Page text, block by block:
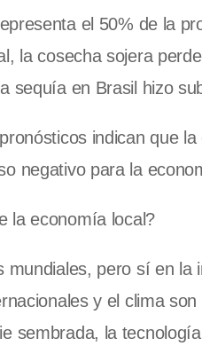
el 50% de la
la cosecha sojera
sequía en Brasil hizo
indican que
negativo para la
la economía local?
mundiales, pero sí en
y el clima
sembrada, la